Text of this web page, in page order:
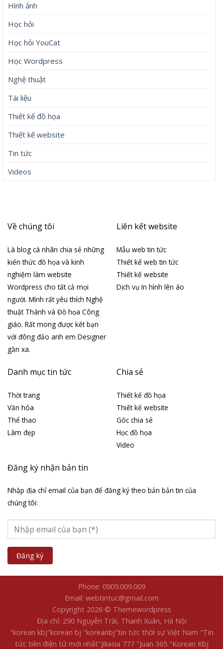
Hình ảnh
Học hỏi
Học hỏi YouCat
Học Wordpress
Nghệ thuật
Tài liệu
Thiết kế đồ họa
Thiết kế website
Tin tức
Videos
Về chúng tôi
Là blog cá nhân chia sẻ những
kiến thức đồ họa và kinh
nghiệm làm website
Wordpress cho tất cả mọi
người. Mình rất yêu thích Nghệ
thuật Thánh và Đồ họa Công
giáo. Rất mong được kết bạn
với đông đảo anh em Designer
gần xa.
Liên kết website
Mẫu web tin tức
Thiết kế web tin tức
Thiết kế website
Dịch vụ In hình lên áo
Danh mục tin tức
Thời trang
Văn hóa
Thể thao
Làm đẹp
Chia sẻ
Thiết kế đồ họa
Thiết kế website
Góc chia sẻ
Học đồ họa
Video
Đăng ký nhận bản tin
Nhập địa chỉ email của bạn để đăng ký theo bản bản tin của
chúng tôi:
Phone: 0909.009.009
Email: webtintuc@gmail.com
Copyright 2026 © Themewordpress
Địa chỉ: 290 Nguyễn Trãi, Thanh Xuân, Hà Nội
"korean kbj​"korean bj "koreanbj​"tin tức thời sự Việt Nam "Tin
tức tiền điện tử mới nhất​"Jiliasia 777 "Juan 365 "Korean Kbj